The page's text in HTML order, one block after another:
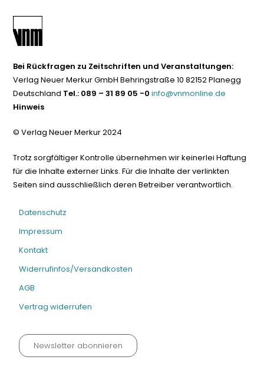
Bei Rückfragen zu Zeitschriften und Veranstaltungen:
Verlag Neuer Merkur GmbH Behringstraße 10 82152 Planegg
Deutschland Tel.: 089 – 31 89 05 -0 info@vnmonline.de
Hinweis
© Verlag Neuer Merkur 2024
Trotz sorgfältiger Kontrolle übernehmen wir keinerlei Haftung
für die Inhalte externer Links. Für die Inhalte der verlinkten
Seiten sind ausschließlich deren Betreiber verantwortlich.
Datenschutz
Impressum
Kontakt
Widerrufinfos/Versandkosten
AGB
Vertrag widerrufen
Newsletter abonnieren